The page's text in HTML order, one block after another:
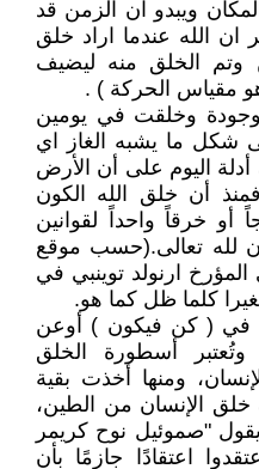
ويبدو ان الزمن قد
ان الله عندما اراد خلق
وتم الخلق منه ليضيف
مقياس الحركة ) .
وخلقت في يومين
ما يشبه الغاز اي
اليوم على أن الأرض
أن خلق الله الكون
أو خرقاً واحداً لقوانين
لله تعالى.(حسب موقع
ارنولد توينبي في
كلما ظل كما هو.
في ( كن فيكون ) أوعن
أسطورة الخلق
ومنها أخذت بقية
الإنسان من الطين،
"صموئيل نوح كريمر
اعتقادًا جازمًا بأن